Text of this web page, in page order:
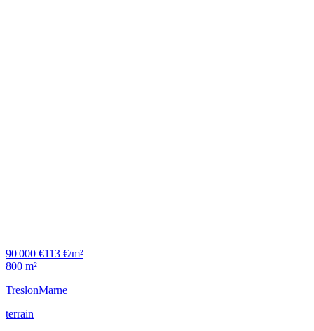
90 000 €113 €/m²
800 m²
TreslonMarne
terrain